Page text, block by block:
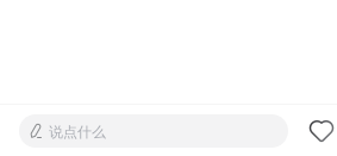
说点什么